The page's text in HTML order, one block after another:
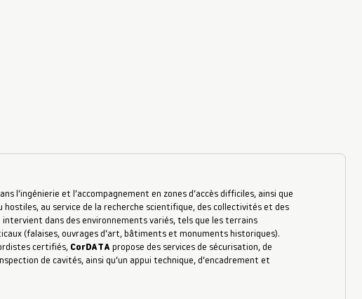
l’ingénierie et l’accompagnement en zones d’accès difficiles, ainsi que
hostiles, au service de la recherche scientifique, des collectivités et des
dans des environnements variés, tels que les terrains
(falaises, ouvrages d’art, bâtiments et monuments historiques).
certifiés, CorDATA propose des services de sécurisation, de
de cavités, ainsi qu’un appui technique, d’encadrement et